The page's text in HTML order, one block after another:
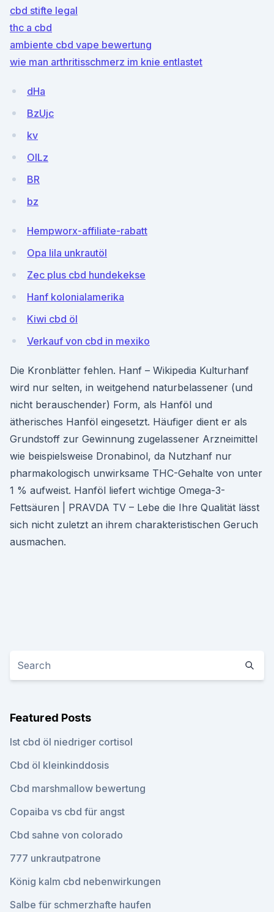
cbd stifte legal
thc a cbd
ambiente cbd vape bewertung
wie man arthritisschmerz im knie entlastet
dHa
BzUjc
kv
OILz
BR
bz
Hempworx-affiliate-rabatt
Opa lila unkrautöl
Zec plus cbd hundekekse
Hanf kolonialamerika
Kiwi cbd öl
Verkauf von cbd in mexiko
Die Kronblätter fehlen. Hanf – Wikipedia Kulturhanf
wird nur selten, in weitgehend naturbelassener (und
nicht berauschender) Form, als Hanföl und
ätherisches Hanföl eingesetzt. Häufiger dient er als
Grundstoff zur Gewinnung zugelassener Arzneimittel
wie beispielsweise Dronabinol, da Nutzhanf nur
pharmakologisch unwirksame THC-Gehalte von unter
1 % aufweist. Hanföl liefert wichtige Omega-3-
Fettsäuren | PRAVDA TV – Lebe die Ihre Qualität lässt
sich nicht zuletzt an ihrem charakteristischen Geruch
ausmachen.
Featured Posts
Ist cbd öl niedriger cortisol
Cbd öl kleinkinddosis
Cbd marshmallow bewertung
Copaiba vs cbd für angst
Cbd sahne von colorado
777 unkrautpatrone
König kalm cbd nebenwirkungen
Salbe für schmerzhafte haufen